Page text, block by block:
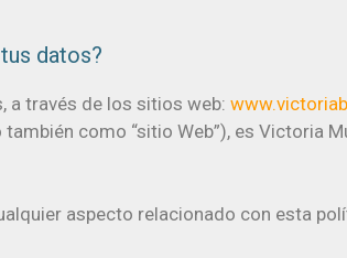
datos?
a través de los sitios web:
como “sitio Web”), es Victoria
aspecto relacionado con esta